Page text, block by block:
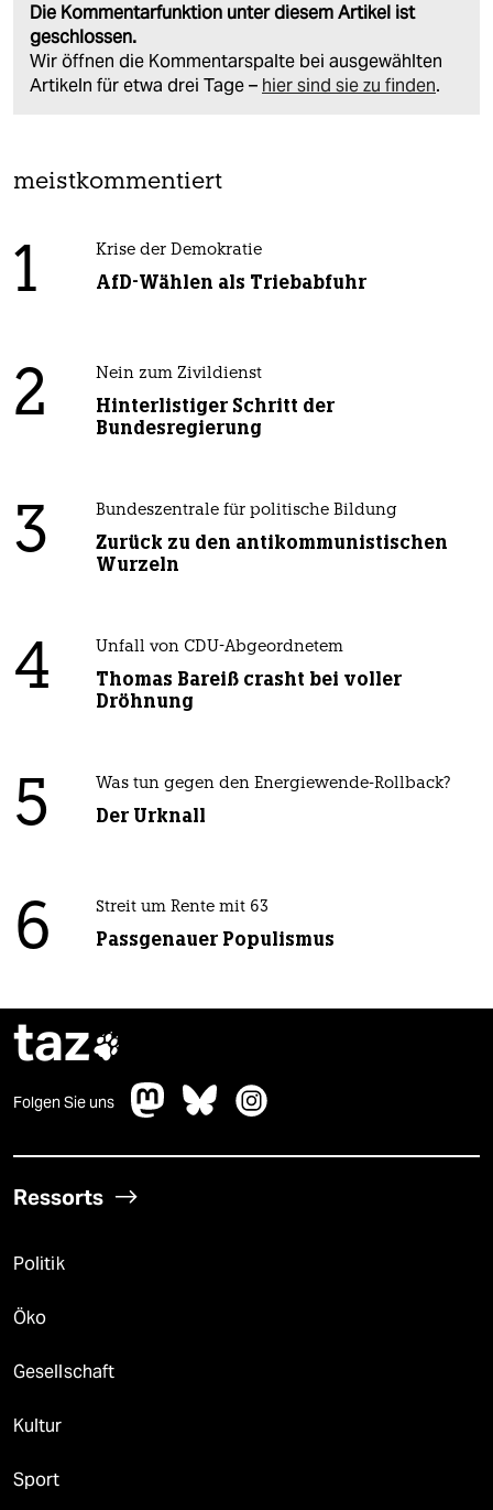
Die Kommentarfunktion unter diesem Artikel ist
geschlossen.
Wir öffnen die Kommentarspalte bei ausgewählten
Artikeln für etwa drei Tage – hier sind sie zu finden.
meistkommentiert
1 Krise der Demokratie
AfD-Wählen als Triebabfuhr
2 Nein zum Zivildienst
Hinterlistiger Schritt der
Bundesregierung
3 Bundeszentrale für politische Bildung
Zurück zu den antikommunistischen
Wurzeln
4 Unfall von CDU-Abgeordnetem
Thomas Bareiß crasht bei voller
Dröhnung
5 Was tun gegen den Energiewende-Rollback?
Der Urknall
6 Streit um Rente mit 63
Passgenauer Populismus
taz
Folgen Sie uns
Ressorts
Politik
Öko
Gesellschaft
Kultur
Sport